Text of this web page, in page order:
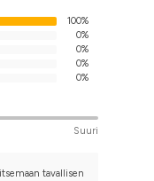
100%
0%
0%
0%
0%
Suuri
tavallisen